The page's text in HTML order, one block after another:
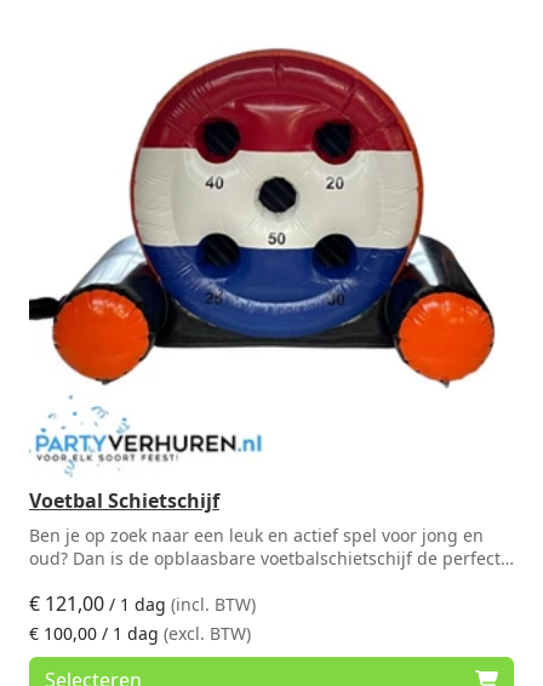
Voetbal Schietschijf
Ben je op zoek naar een leuk en actief spel voor jong en
oud? Dan is de opblaasbare voetbalschietschijf de perfecte
het schieten van voetballen.
€ 121,00 / 1 dag (incl. BTW)
€ 100,00 / 1 dag (excl. BTW)
Selecteren